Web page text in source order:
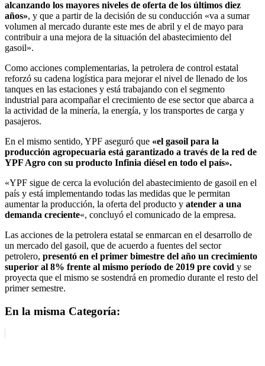
alcanzando los mayores niveles de oferta de los últimos diez
años», y que a partir de la decisión de su conducción «va a sumar
volumen al mercado durante este mes de abril y el de mayo para
contribuir a una mejora de la situación del abastecimiento del
gasoil».
Como acciones complementarias, la petrolera de control estatal
reforzó su cadena logística para mejorar el nivel de llenado de los
tanques en las estaciones y está trabajando con el segmento
industrial para acompañar el crecimiento de ese sector que abarca a
la actividad de la minería, la energía, y los transportes de carga y
pasajeros.
En el mismo sentido, YPF aseguró que «el gasoil para la
producción agropecuaria está garantizado a través de la red de
YPF Agro con su producto Infinia diésel en todo el país».
«YPF sigue de cerca la evolución del abastecimiento de gasoil en el
país y está implementando todas las medidas que le permitan
aumentar la producción, la oferta del producto y atender a una
demanda creciente«, concluyó el comunicado de la empresa.
Las acciones de la petrolera estatal se enmarcan en el desarrollo de
un mercado del gasoil, que de acuerdo a fuentes del sector
petrolero, presentó en el primer bimestre del año un crecimiento
superior al 8% frente al mismo período de 2019 pre covid y se
proyecta que el mismo se sostendrá en promedio durante el resto del
primer semestre.
En la misma Categoría: